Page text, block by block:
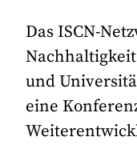
Das ISCN-
und
eine